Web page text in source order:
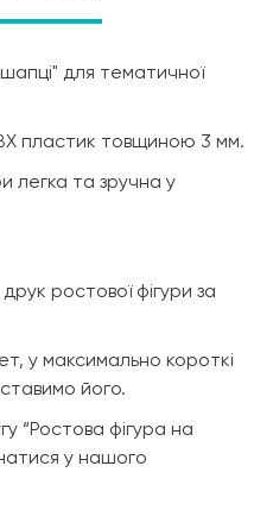
для тематичної
пластик товщиною 3 мм.
легка та зручна у
ростової фігури за
у максимально короткі
його.
“Ростова фігура на
у нашого